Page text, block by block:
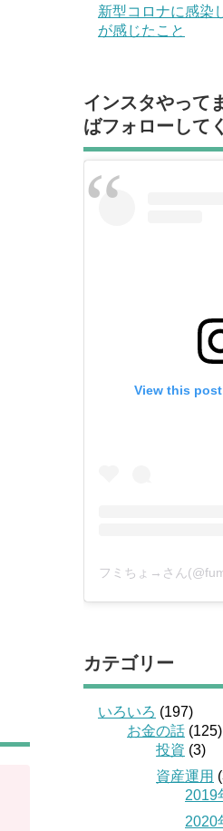
新型コロナに感染
が感じたこと
インスタやって
ばフォローして
View this
カテゴリー
いろいろ (197)
お金の話 (125)
投資 (3)
資産運用
2019
2020